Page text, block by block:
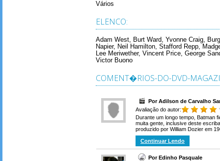
Vários
ELENCO:
Adam West, Burt Ward, Yvonne Craig,
Napier, Neil Hamilton, Stafford Repp,
Lee Meriwether, Vincent Price, George
Victor Buono
COMENT�RIOS-DO-DVD-
Por Adilson de Carvalho
Avaliação do autor:
Durante um longo tempo, Batman
muita gente, inclusive deste
produzido por William Dozier em
Continuar Lendo
Por Edinho Pasquale